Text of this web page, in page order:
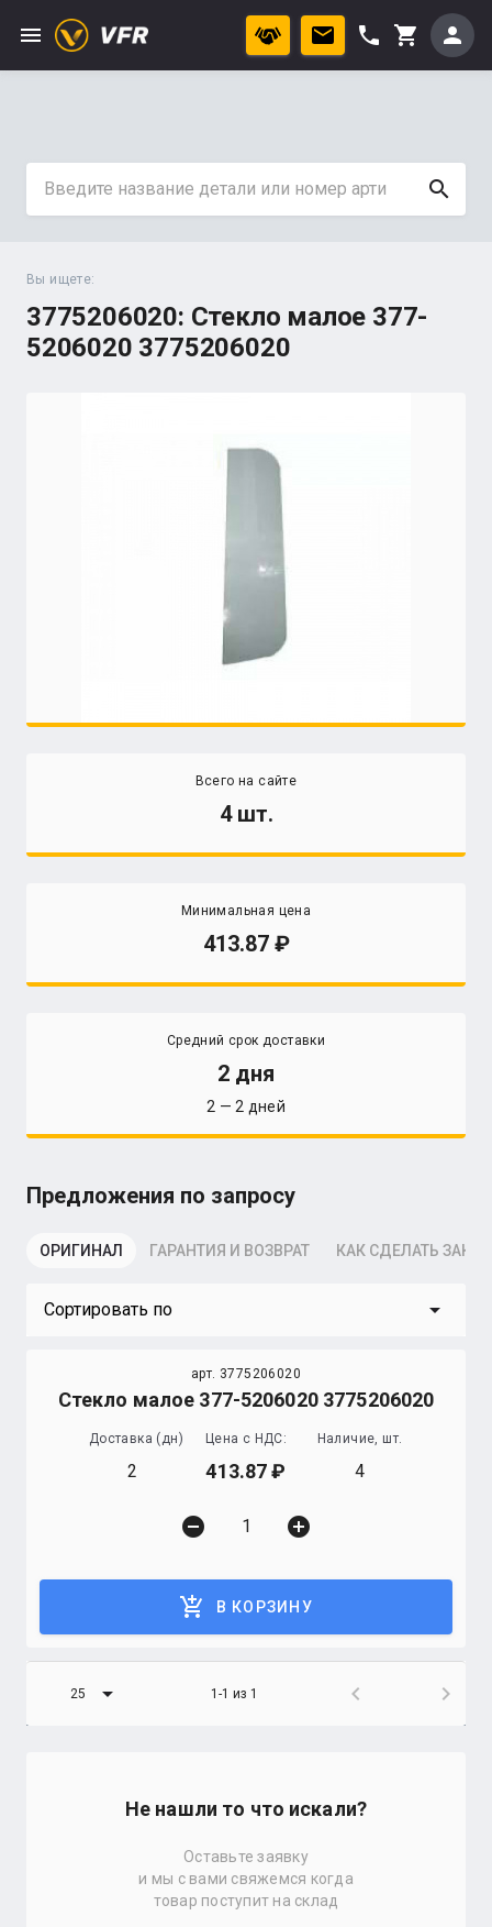
menu phone shopping_cart person
search
Вы ищете:
3775206020: Стекло малое 377-
5206020 3775206020
Всего на сайте
4 шт.
Минимальная цена
413.87
Средний срок доставки
2 дня
2 — 2 дней
Предложения по запросу
ОРИГИНАЛ ГАРАНТИЯ И ВОЗВРАТ КАК СДЕЛАТЬ
Сортировать по arrow_drop_down
арт. 3775206020
Стекло малое 377-5206020 3775206020
Доставка (дн)
2
Цена с НДС:
413.87
Наличие, шт.
4
remove_circle add_circle
add_shopping_cart В КОРЗИНУ
25 arrow_drop_down 1-1 из 1 chevron_left chevron_right
Не нашли то что искали?
Оставьте заявку
и мы с вами свяжемся когда
товар поступит на склад